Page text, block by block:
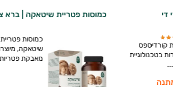
די
קורדיספס
בטכנולוגיית
כמוסות פטריית שיטאקה | ברא
כמוסות פטריית
שיטאקה,
מאבקת